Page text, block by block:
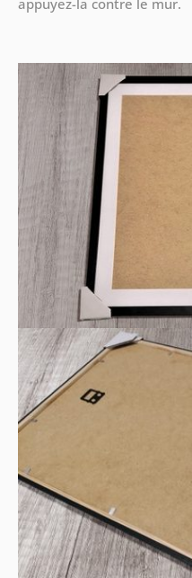
appuyez-la contre le mur.